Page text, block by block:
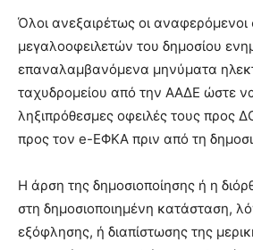
Όλοι ανεξαιρέτως οι
μεγαλοοφειλετών του δημοσίου
επαναλαμβανόμενα μηνύματα
ταχυδρομείου από την ΑΑΔΕ ώστε
ληξιπρόθεσμες οφειλές τους προς
προς τον e-ΕΦΚΑ πριν από τη
Η άρση της δημοσιοποίησης ή η
στη δημοσιοποιημένη κατάσταση,
εξόφλησης, ή διαπίστωσης της